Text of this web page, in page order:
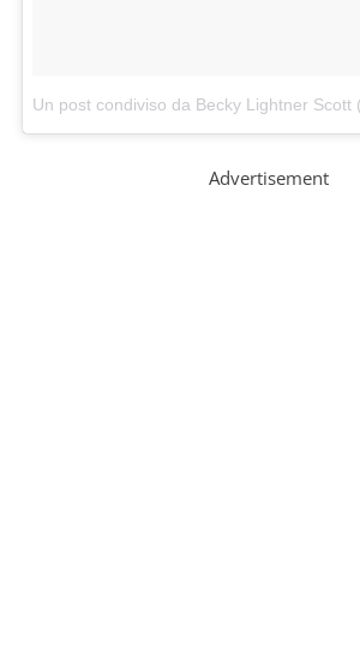
Un post condiviso da Becky Lightner Scott
Advertisement